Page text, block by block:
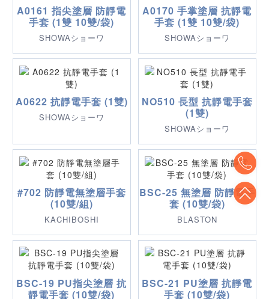
A0161 指尖塗層 防靜電
手套 (1雙 10雙/袋)
SHOWAショーワ
A0170 手掌塗層 抗靜電
手套 (1雙 10雙/袋)
SHOWAショーワ
A0622 抗靜電手套 (1雙)
SHOWAショーワ
NO510 長型 抗靜電手套
(1雙)
SHOWAショーワ
#702 防靜電無塗層手套
(10雙/組)
KACHIBOSHI
BSC-25 無塗層 防靜電手
套 (10雙/袋)
BLASTON
BSC-19 PU指尖塗層 抗
靜電手套 (10雙/袋)
BSC-21 PU塗層 抗靜電
手套 (10雙/袋)